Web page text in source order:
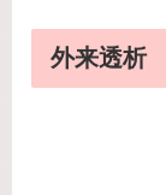
外来透析